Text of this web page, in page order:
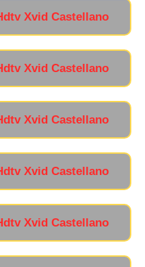
Xvid Castellano
Xvid Castellano
Xvid Castellano
Xvid Castellano
Xvid Castellano